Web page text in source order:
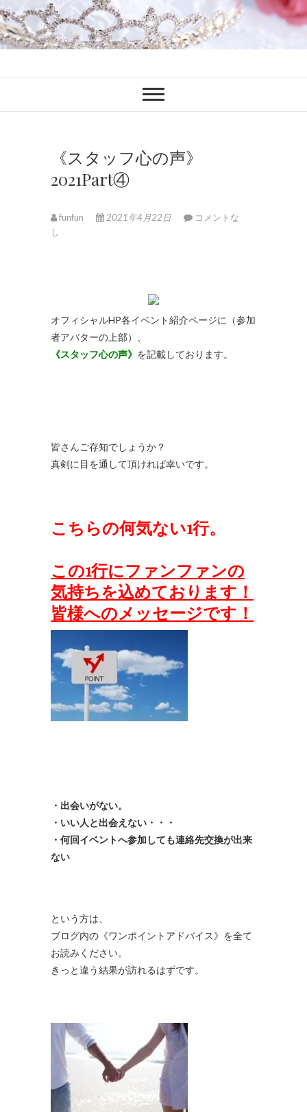
ファンブロ
《スタッフ心の声》
2021Part④
funfun 2021年4月22日
コメントな
し
オフィシャルHP各イベント紹介ページに（参加
者アバターの上部）、
《スタッフ心の声》 を記載しております。
皆さんご存知でしょうか？
真剣に目を通して頂ければ幸いです。
こちらの何気ない1行。
この1行にファンファンの
気持ちを込めております！
皆様へのメッセージです！
・出会いがない。
・いい人と出会えない・・・
・何回イベントへ参加しても連絡先交換が出来
ない
という方は、
ブログ内の《ワンポイントアドバイス》を全て
お読みください。
きっと違う結果が訪れるはずです。